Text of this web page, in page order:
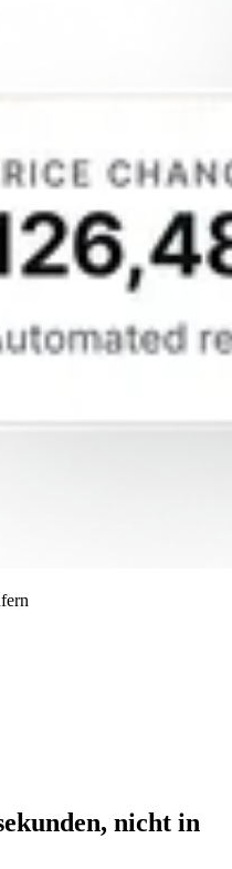
nicht in